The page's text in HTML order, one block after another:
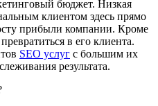
бюджет. Низкая
клиентом здесь прямо
прибыли компании. Кроме
в его клиента.
SEO услуг с большим их
результата.